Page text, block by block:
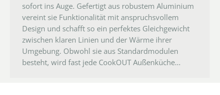
sofort ins Auge. Gefertigt aus robustem Aluminium
vereint sie Funktionalität mit anspruchsvollem
Design und schafft so ein perfektes Gleichgewicht
zwischen klaren Linien und der Wärme ihrer
Umgebung. Obwohl sie aus Standardmodulen
besteht, wird fast jede CookOUT Außenküche…